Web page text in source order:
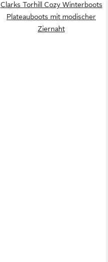
Clarks Torhill Cozy Winterboots
Plateauboots mit modischer
Ziernaht